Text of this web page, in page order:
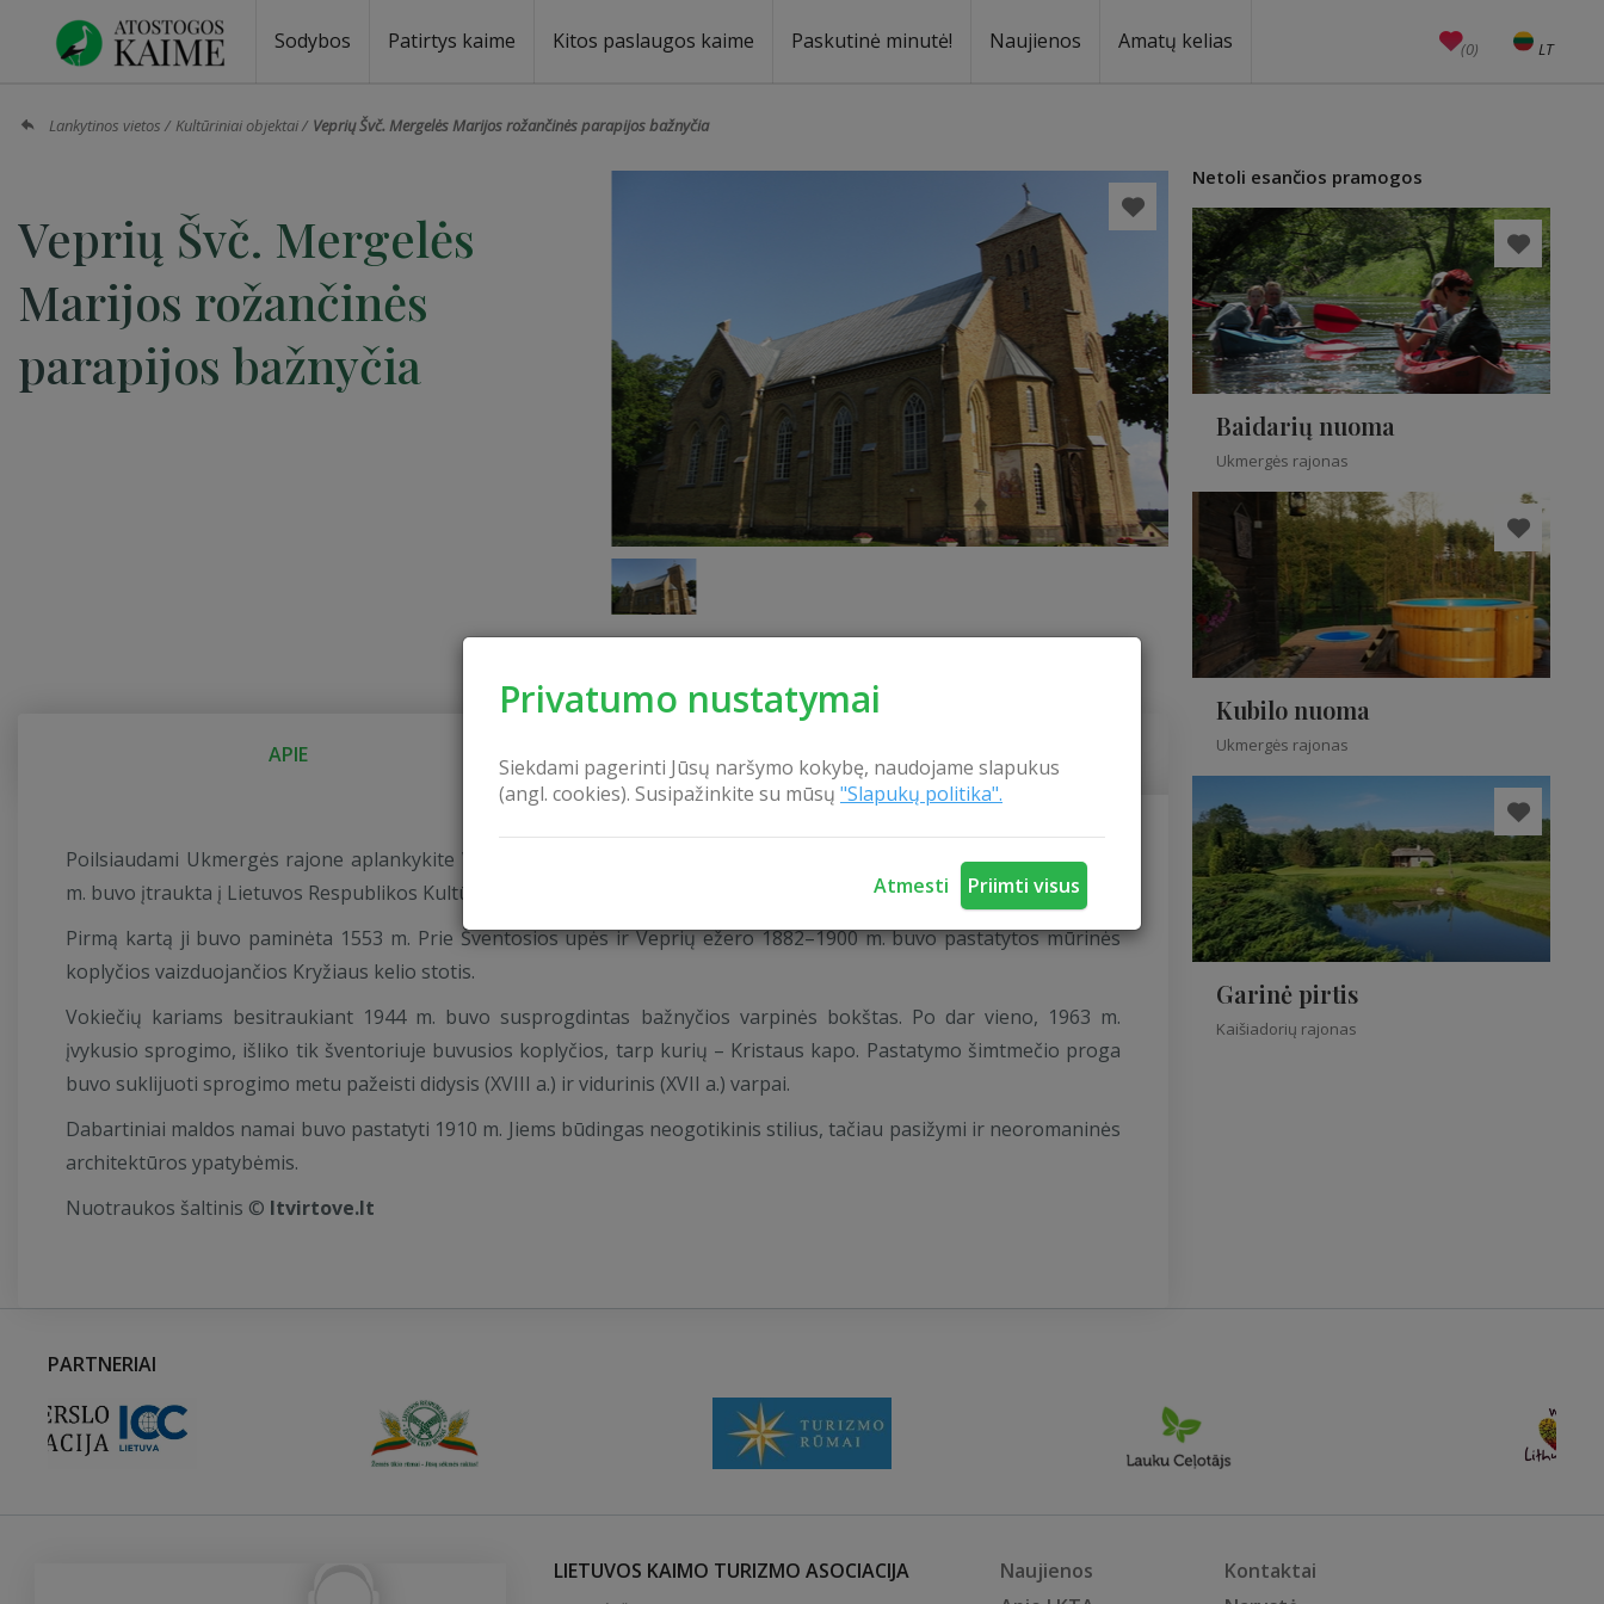
Privatumo nustatymai
Siekdami pagerinti Jūsų naršymo kokybę, naudojame slapukus
(angl. cookies). Susipažinkite su mūsų "Slapukų politika".
Atmesti Priimti visus
Sodybos Patirtys kaime Kitos paslaugos kaime Paskutinė minutė! Naujienos Amatų kelias (0) LT
EN
Lankytinos vietos Kultūriniai objektai Veprių Švč. Mergelės Marijos rožančinės parapijos bažnyčia
Veprių Švč. Mergelės
Marijos rožančinės
parapijos bažnyčia
APIE KONTAKTAI
Poilsiaudami Ukmergės rajone aplankykite Veprių Švč. Mergelės Marijos Rožančiaus Karalienės bažnyčią, kuri 2014
m. buvo įtraukta į Lietuvos Respublikos Kultūros vertybių registrą.
Pirmą kartą ji buvo paminėta 1553 m. Prie Šventosios upės ir Veprių ežero 1882–1900 m. buvo pastatytos mūrinės
koplyčios vaizduojančios Kryžiaus kelio stotis.
Vokiečių kariams besitraukiant 1944 m. buvo susprogdintas bažnyčios varpinės bokštas. Po dar vieno, 1963 m.
įvykusio sprogimo, išliko tik šventoriuje buvusios koplyčios, tarp kurių – Kristaus kapo. Pastatymo šimtmečio proga
buvo suklijuoti sprogimo metu pažeisti didysis (XVIII a.) ir vidurinis (XVII a.) varpai.
Dabartiniai maldos namai buvo pastatyti 1910 m. Jiems būdingas neogotikinis stilius, tačiau pasižymi ir neoromaninės
architektūros ypatybėmis.
Nuotraukos šaltinis © ltvirtove.lt
Netoli esančios pramogos
Baidarių nuoma
Ukmergės rajonas
Kubilo nuoma
Ukmergės rajonas
Garinė pirtis
Kaišiadorių rajonas
PARTNERIAI
LIETUVOS KAIMO TURIZMO ASOCIACIJA Naujienos
Kontaktai